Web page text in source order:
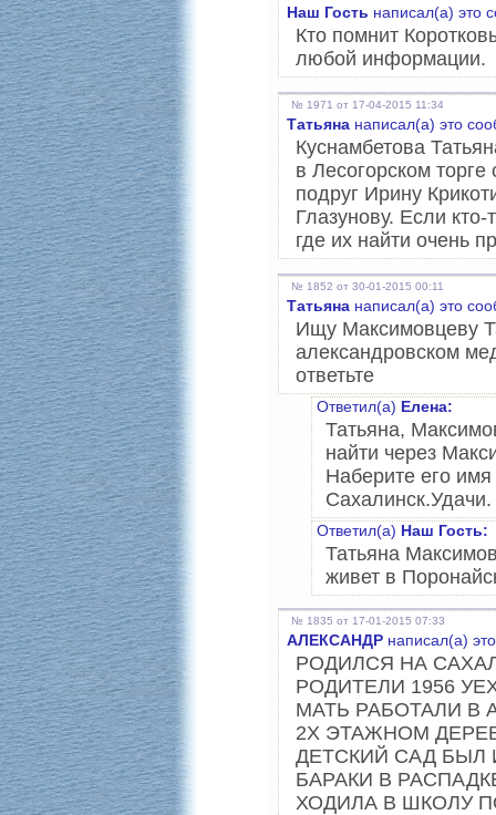
Наш Гость написал(а) это
Кто помнит
любой информации.
№ 1971 от 17-04-2015 11:34
Татьяна написал(а) это
Куснамбетова
в Лесогорском
подруг Ирину
Глазунову. Если
где их найти очень
№ 1852 от 30-01-2015 00:11
Татьяна написал(а) это
Ищу Максимовцеву
александровском
ответьте
Ответил(а) Елена:
Татьяна,
найти через
Наберите его
Сахалинск.Удачи.
Ответил(а) Наш Гость:
Татьяна
живет в
№ 1835 от 17-01-2015 07:33
АЛЕКСАНДР написал(а)
РОДИЛСЯ НА
РОДИТЕЛИ 1956
МАТЬ РАБОТАЛИ В
2Х ЭТАЖНОМ
ДЕТСКИЙ САД
БАРАКИ В
ХОДИЛА В ШКОЛУ